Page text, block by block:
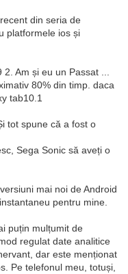
din seria de
platformele ios și
Am și eu un Passat ...
80% din timp. daca
tab10.1
tot spune că a fost o
Sega Sonic să aveți o
mai noi de Android
pentru mine.
puțin mulțumit de
regulat date analitice
dar este menționat
Pe telefonul meu, totuși,